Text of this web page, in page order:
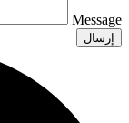
Message
إرسال